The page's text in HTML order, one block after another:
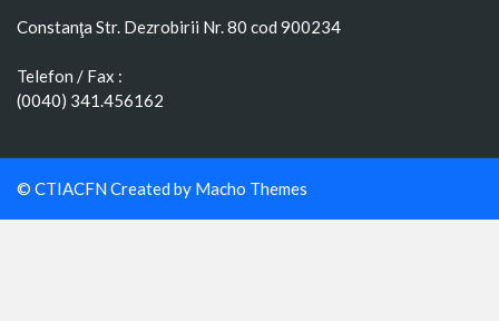
Constanţa Str. Dezrobirii Nr. 80 cod 900234
Telefon / Fax :
(0040) 341.456162
© CTIACFN Created by Macho Themes